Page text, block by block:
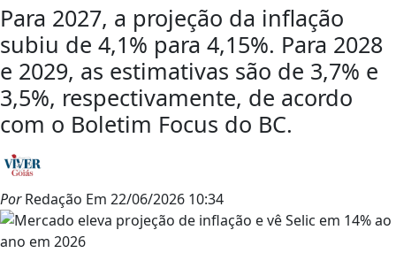
Para 2027, a projeção da inflação
subiu de 4,1% para 4,15%. Para 2028
e 2029, as estimativas são de 3,7% e
3,5%, respectivamente, de acordo
com o Boletim Focus do BC.
PorRedação Em 22/06/2026 10:34